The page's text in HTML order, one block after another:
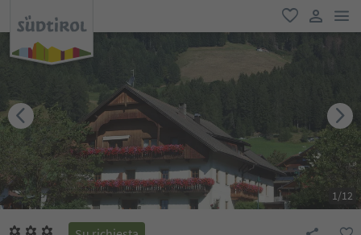
favoriti
user link
1/12